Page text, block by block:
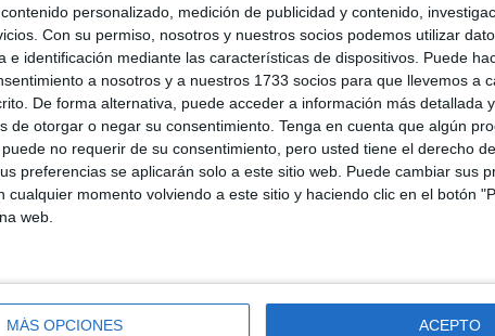
personalizado, medición de publicidad y contenido,
Con su permiso, nosotros y nuestros socios podemos utilizar
e identificación mediante las características de dispositivos. Puede
a nosotros y a nuestros 1733 socios para que llevemos a
De forma alternativa, puede acceder a información más detallada
de otorgar o negar su consentimiento. Tenga en cuenta que algún
no requerir de su consentimiento, pero usted tiene el derecho
preferencias se aplicarán solo a este sitio web. Puede cambiar sus
cualquier momento volviendo a este sitio y haciendo clic en el botón
web.
MÁS OPCIONES ACEPTO